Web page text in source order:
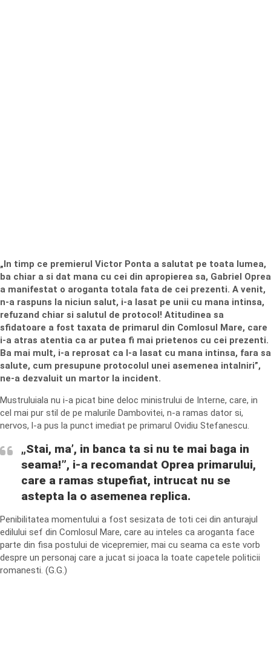
„In timp ce premierul Victor Ponta a salutat pe toata lumea,
ba chiar a si dat mana cu cei din apropierea sa, Gabriel Oprea
a manifestat o aroganta totala fata de cei prezenti. A venit,
n-a raspuns la niciun salut, i-a lasat pe unii cu mana intinsa,
refuzand chiar si salutul de protocol! Atitudinea sa
sfidatoare a fost taxata de primarul din Comlosul Mare, care
i-a atras atentia ca ar putea fi mai prietenos cu cei prezenti.
Ba mai mult, i-a reprosat ca l-a lasat cu mana intinsa, fara sa
salute, cum presupune protocolul unei asemenea intalniri”,
ne-a dezvaluit un martor la incident.
Mustruluiala nu i-a picat bine deloc ministrului de Interne, care, in
cel mai pur stil de pe malurile Dambovitei, n-a ramas dator si,
nervos, l-a pus la punct imediat pe primarul Ovidiu Stefanescu.
„Stai, ma’, in banca ta si nu te mai baga in
seama!”, i-a recomandat Oprea primarului,
care a ramas stupefiat, intrucat nu se
astepta la o asemenea replica.
Penibilitatea momentului a fost sesizata de toti cei din anturajul
edilului sef din Comlosul Mare, care au inteles ca aroganta face
parte din fisa postului de vicepremier, mai cu seama ca este vorb
despre un personaj care a jucat si joaca la toate capetele politicii
romanesti. (G.G.)